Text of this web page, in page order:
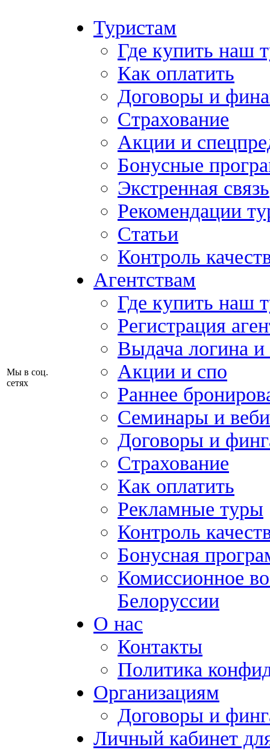
Мы в соц.
сетях
Туристам
Где купить наш
Как оплатить
Договоры и
Страхование
Акции и
Бонусные
Экстренная связь
Рекомендации
Статьи
Контроль
Агентствам
Где купить наш
Регистрация
Выдача логина и
Акции и спо
Раннее
Семинары и
Договоры и
Страхование
Как оплатить
Рекламные туры
Контроль
Бонусная
Комиссионное
Белоруссии
О нас
Контакты
Политика
Организациям
Договоры и
Личный кабинет